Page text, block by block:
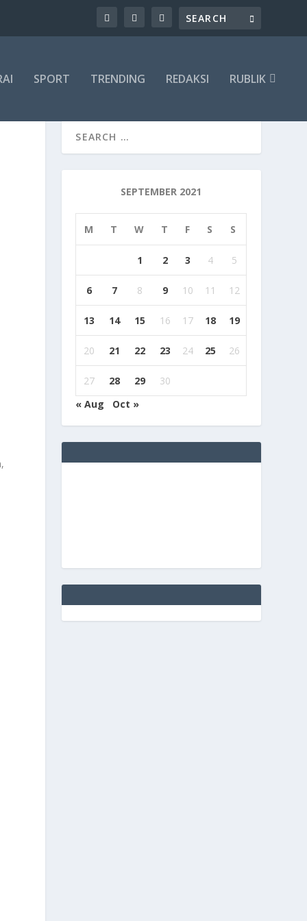
SPORT TRENDING REDAKSI RUBLIK
SEPTEMBER 2021
M T W T F S S
1 2 3 4 5
6 7 8 9 10 11 12
13 14 15 16 17 18 19
20 21 22 23 24 25 26
27 28 29
30
« Aug
Oct »